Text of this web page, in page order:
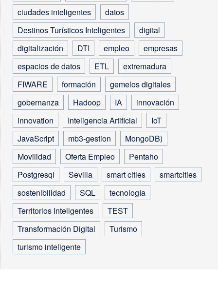
ciudades inteligentes
datos
Destinos Turísticos Inteligentes
digital
digitalización
DTI empleo
empresas
espacios de datos
ETL
extremadura
FIWARE
formación
gemelos digitales
gobernanza
Hadoop IA
innovación
innovation
Inteligencia Artificial
IoT
JavaScript
mb3-gestion
MongoDB)
Movilidad
Oferta Empleo
Pentaho
Postgresql
Sevilla smart cities
smartcities
sostenibilidad
SQL
tecnología
Territorios Inteligentes
TEST
Transformación Digital
Turismo
turismo inteligente